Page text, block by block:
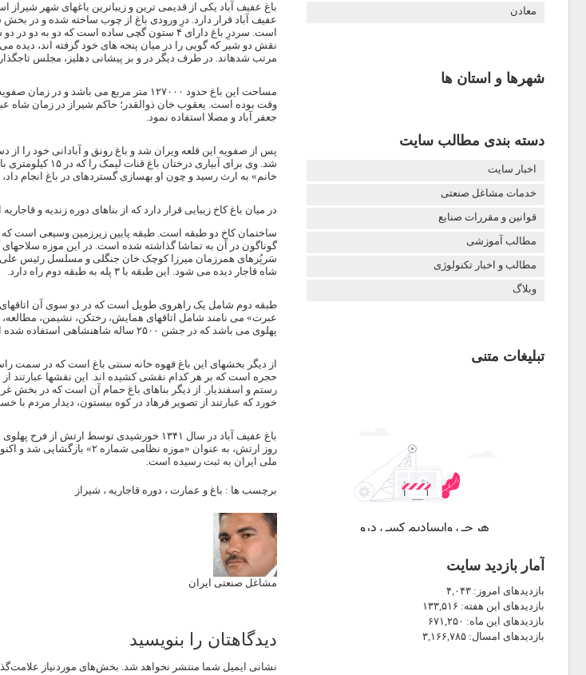
باغ عفیف آباد یکی از قدیمی ترین و زیباترین باغهای شهر
عفیف آباد قرار دارد. درِ ورودی باغ از چوب ساخته شده و در
است. سردرِ باغ دارای ۴ ستون گچی ساده است
نقش دو شیر که گویی را در میان پنجه های خود گرفته اند،
مرتب شدهاند. در طرف دیگر در و بر پیشانی دهلیز، مجلس
مساحت این باغ حدود ۱۲۷۰۰۰ متر مربع
وقت بوده است. یعقوب خان ذوالقدر؛ حاکم شیراز در زمان شاه
جعفر آباد و مصلا استفاده نمود.
شد. وی برای
خانم» به ارث رسید و چون او بهسازی گستردهای در باغ انجام داد،
در میان باغ کاخ زیبایی قرار دارد که از بناهای دوره زندیه و
ساختمان کاخ دو طبقه است. طبقه پایین زیرزمین وسیعی است
گوناگون در آن به تماشا گذاشته شده است. در این موزه
سَرپُرهای همرزمان میرزا کوچک خان جنگلی و مسلسل رئیس علی
شاه قاجار دیده می شود. این طبقه با ۳ پله به طبقه دوم راه دارد.
طبقه دوم شامل یک راهروی طویل است که در دو سوی آن اتاقهای
عبرت» می نامند شامل اتاقهای همایش، رختکن، نشیمن،
پهلوی می باشد که در جشن ۲۵۰۰ ساله شاهنشاهی استفاده شده است.
حجره است که بر هر کدام نقشی کشیده اند. این نقشها عبارتند
رستم و اسفندیار. از دیگر بناهای باغ حمام آن است که در بخش
خورد که عبارتند از تصویر فرهاد در کوه بیستون، دیدار
روز ارتش، به عنوان «موزه
ملی ایران به ثبت رسیده است.
برچسب ها : باغ و عمارت، دوره قاجاریه ، شیراز
مشاغل صنعتی ایران
دیدگاهتان را بنویسید
نشانی ایمیل شما منتشر نخواهد شد. بخش‌های موردنیاز
معادن
شهرها و استان ها
دسته بندی مطالب سایت
اخبار سایت
خدمات مشاغل صنعتی
قوانین و مقررات صنایع
مطالب آموزشی
مطالب و اخبار تکنولوژی
وبلاگ
تبلیغات متنی
آمار بازدید سایت
بازدیدهای امروز: ۴,۰۴۳
بازدیدهای این هفته: ۱۳۳,۵۱۶
بازدیدهای این ماه: ۶۷۱,۲۵۰
بازدیدهای امسال: ۳,۱۶۶,۷۸۵